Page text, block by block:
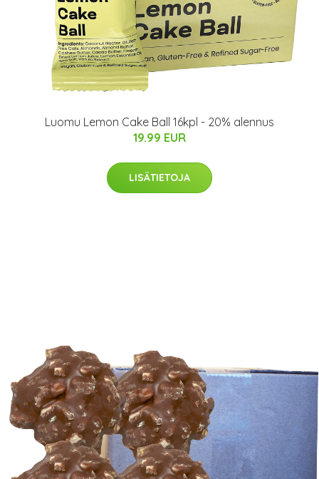
Luomu Lemon Cake Ball 16kpl - 20% alennus
19.99 EUR
LISÄTIETOJA